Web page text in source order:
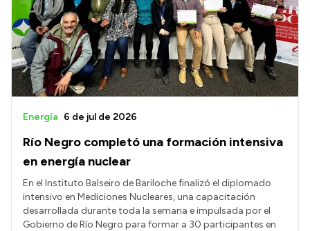
Río Negro completó una formación intensiva
en energía nuclear
Energía 6 de jul de 2026
En el Instituto Balseiro de Bariloche finalizó el diplomado
intensivo en Mediciones Nucleares, una capacitación
desarrollada durante toda la semana e impulsada por el
Gobierno de Río Negro para formar a 30 participantes en